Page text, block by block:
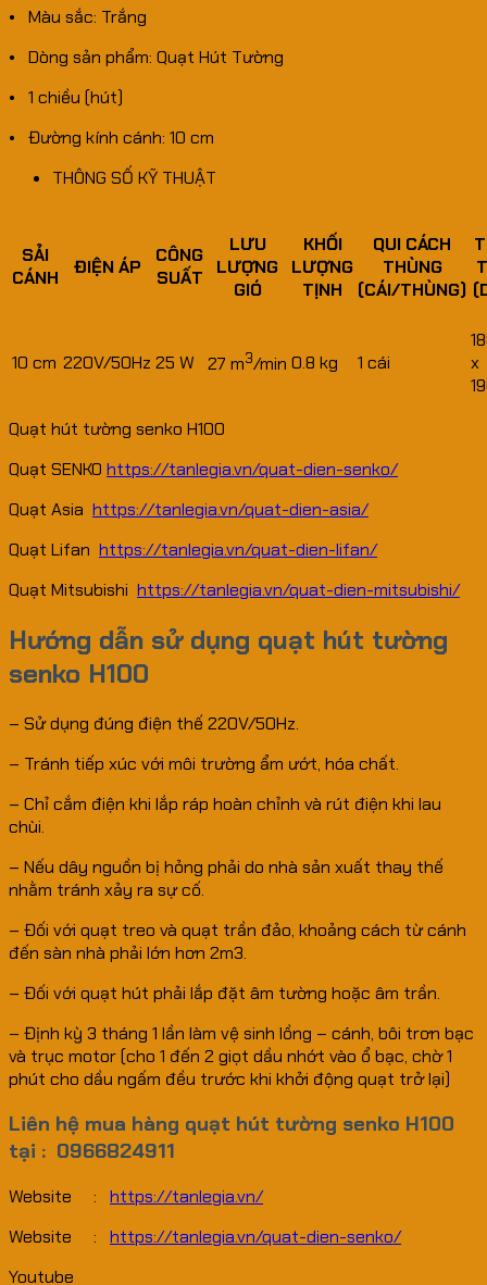
• Màu sắc: Trắng
• Dòng sản phẩm: Quạt Hút Tường
• 1 chiều (hút)
• Đường kính cánh: 10 cm
THÔNG SỐ KỸ THUẬT
SẢI
CÁNH
ĐIỆN ÁP
CÔNG
SUẤT
LƯU
LƯỢNG
GIÓ
KHỐI
LƯỢNG
TỊNH
QUI CÁCH
THÙNG
(CÁI/THÙNG)
10 cm 220V/50Hz 25 W 27 m3/min 0.8 kg 1 cái
x
Quạt hút tường senko H100
Quạt SENKO https://tanlegia.vn/quat-dien-senko/
Quạt Asia https://tanlegia.vn/quat-dien-asia/
Quạt Lifan https://tanlegia.vn/quat-dien-lifan/
Quạt Mitsubishi https://tanlegia.vn/quat-dien-mitsubishi/
Hướng dẫn sử dụng quạt hút tường
senko H100
– Sử dụng đúng điện thế 220V/50Hz.
– Tránh tiếp xúc với môi trường ẩm ướt, hóa chất.
– Chỉ cắm điện khi lắp ráp hoàn chỉnh và rút điện khi lau
chùi.
– Nếu dây nguồn bị hỏng phải do nhà sản xuất thay thế
nhằm tránh xảy ra sự cố.
– Đối với quạt treo và quạt trần đảo, khoảng cách từ cánh
đến sàn nhà phải lớn hơn 2m3.
– Đối với quạt hút phải lắp đặt âm tường hoặc âm trần.
– Định kỳ 3 tháng 1 lần làm vệ sinh lồng – cánh, bôi trơn bạc
và trục motor (cho 1 đến 2 giọt dầu nhớt vào ổ bạc, chờ 1
phút cho dầu ngấm đều trước khi khởi động quạt trở lại)
Liên hệ mua hàng quạt hút tường senko H100
tại : 0966824911
Website : https://tanlegia.vn/
Website : https://tanlegia.vn/quat-dien-senko/
Youtube